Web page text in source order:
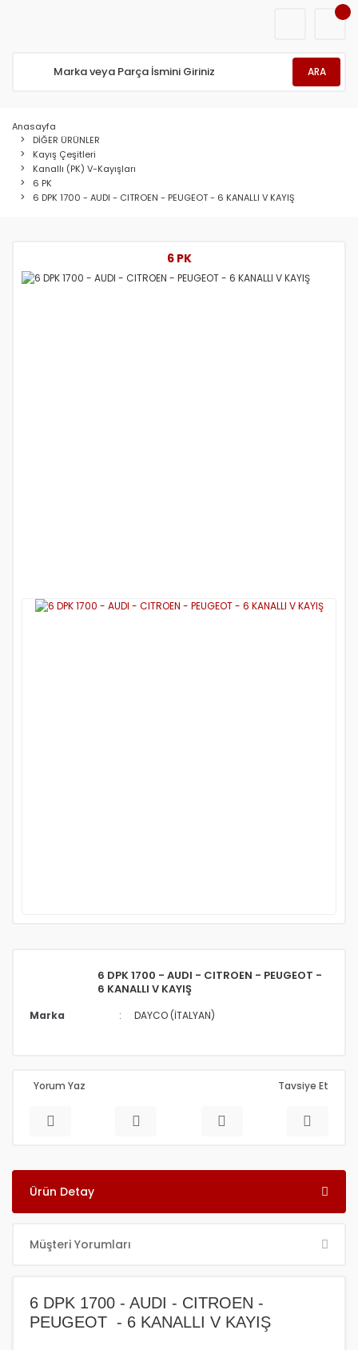
ARA
Anasayfa
DİĞER ÜRÜNLER
Kayış Çeşitleri
Kanallı (PK) V-Kayışları
6 PK
6 DPK 1700 - AUDI - CITROEN - PEUGEOT - 6 KANALLI V KAYIŞ
6 PK
6 DPK 1700 - AUDI - CITROEN - PEUGEOT -
6 KANALLI V KAYIŞ
Marka DAYCO (İTALYAN)
Yorum Yaz Tavsiye Et
Ürün Detay
Müşteri Yorumları
6 DPK 1700 - AUDI - CITROEN -
PEUGEOT - 6 KANALLI V KAYIŞ